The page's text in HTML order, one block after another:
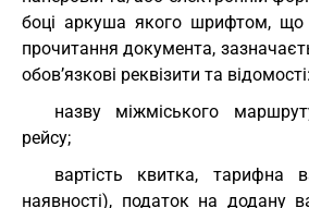
боці аркуша якого шрифтом, що
прочитання документа,
обов’язкові реквізити та відомості:
назву міжміського
рейсу;
вартість квитка, тарифна
наявності), податок на додану